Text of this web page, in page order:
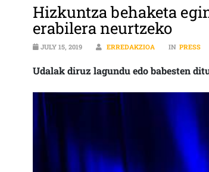
Hizkuntza behaketa
erabilera neurtzeko
JULY 15, 2019 ERREDAKZIOA IN PRESS
Udalak diruz lagundu edo babesten